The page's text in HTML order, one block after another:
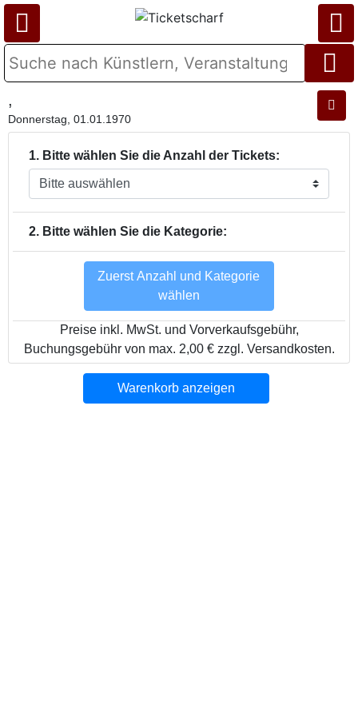
,
Donnerstag, 01.01.1970
1. Bitte wählen Sie die Anzahl der Tickets:
2. Bitte wählen Sie die Kategorie:
Zuerst Anzahl und Kategorie
wählen
Preise inkl. MwSt. und Vorverkaufsgebühr,
Buchungsgebühr von max. 2,00 € zzgl. Versandkosten.
Warenkorb anzeigen